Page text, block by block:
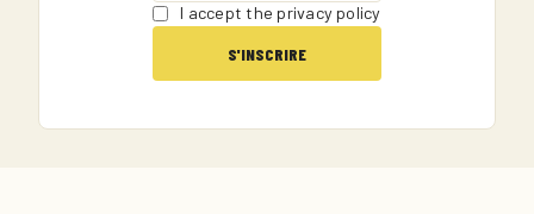
I accept the privacy policy